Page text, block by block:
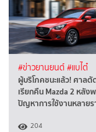
#ข่าวยานยนต์#แบไต๋
ผู้บริโภคชนะแล้ว! ศาลตั
เรียกคืน Mazda 2 หลัง
ปัญหาการใช้งานหลายร
204